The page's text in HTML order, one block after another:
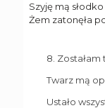
Szyję mą słodko
Żem zatonęła
8. Zostałam
Twarz mą
Ustało